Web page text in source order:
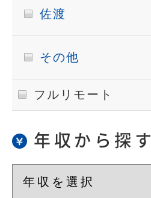
佐渡
その他
フルリモート
年収から探す